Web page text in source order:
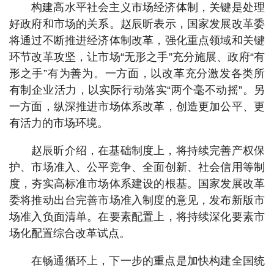
构建高水平社会主义市场经济体制，关键是处理
好政府和市场的关系。赵辰昕表示，国家发展改革委
将通过不断推进经济体制改革，强化重点领域和关键
环节改革攻坚，让市场“无形之手”充分施展、政府“有
形之手”有为善为。一方面，以改革充分激发各类所
有制企业活力，以实际行动落实“两个毫不动摇”。另
一方面，纵深推进市场体系改革，创造更加公平、更
有活力的市场环境。
赵辰昕介绍，在基础制度上，将持续完善产权保
护、市场准入、公平竞争、全面创新、社会信用等制
度，夯实高标准市场体系建设的根基。国家发展改革
委将推动出台完善市场准入制度的意见，发布新版市
场准入负面清单。在要素配置上，将持续深化要素市
场化配置综合改革试点。
在畅通循环上，下一步的重点是加快构建全国统